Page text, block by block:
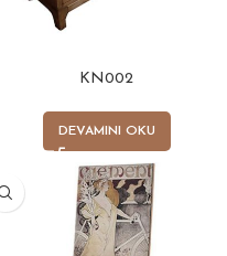
KN002
DEVAMINI OKU